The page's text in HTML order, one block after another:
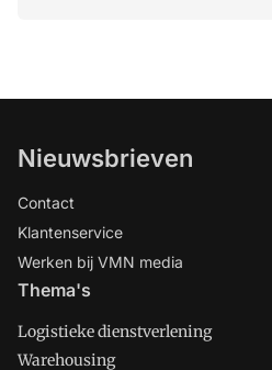
Nieuwsbrieven
Contact
Klantenservice
Werken bij VMN media
Thema's
Logistieke dienstverlening
Warehousing